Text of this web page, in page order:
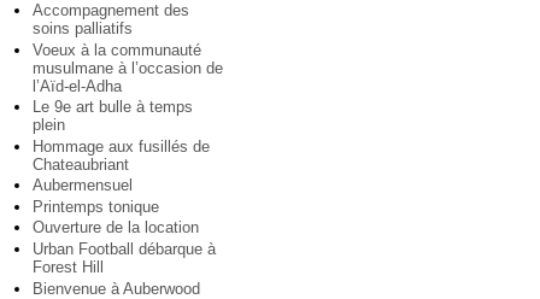
Accompagnement des
soins palliatifs
Voeux à la communauté
musulmane à l’occasion de
l’Aïd-el-Adha
Le 9e art bulle à temps
plein
Hommage aux fusillés de
Chateaubriant
Aubermensuel
Printemps tonique
Ouverture de la location
Urban Football débarque à
Forest Hill
Bienvenue à Auberwood